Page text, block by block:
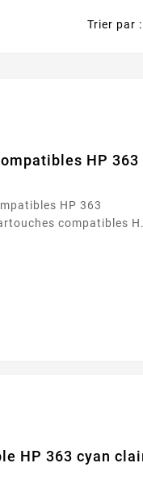
Trier par :
HP 363
HP 363
compatibles
à tous vos besoins
exceptionnelle. Ce
: cyan, magenta,
HP 363 cyan